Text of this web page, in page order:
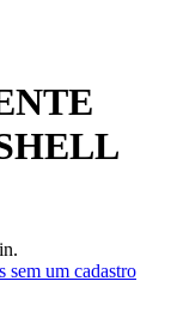
sem um cadastro